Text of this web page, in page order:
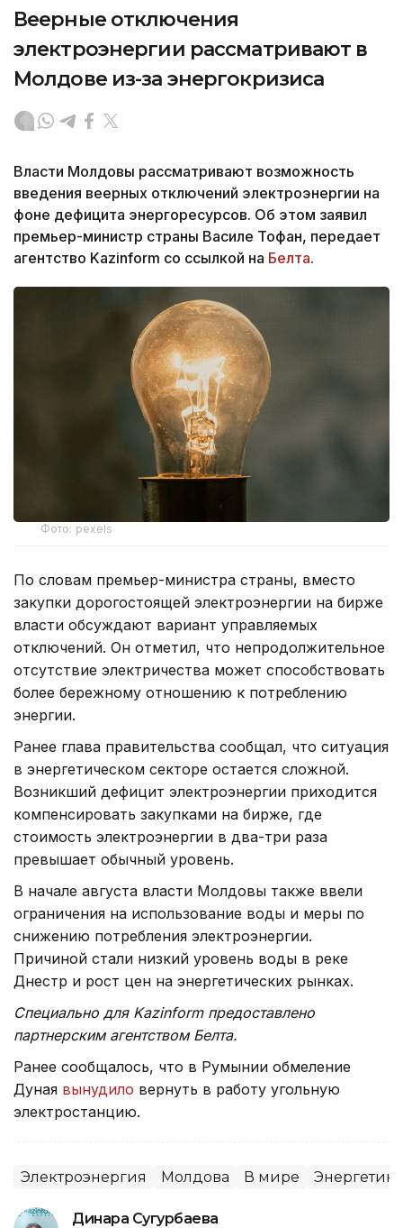
Веерные отключения
электроэнергии рассматривают в
Молдове из-за энергокризиса
Власти Молдовы рассматривают возможность
введения веерных отключений электроэнергии на
фоне дефицита энергоресурсов. Об этом заявил
премьер-министр страны Василе Тофан, передает
агентство Kazinform со ссылкой на Белта.
Фото: pexels
По словам премьер-министра страны, вместо
закупки дорогостоящей электроэнергии на бирже
власти обсуждают вариант управляемых
отключений. Он отметил, что непродолжительное
отсутствие электричества может способствовать
более бережному отношению к потреблению
энергии.
Ранее глава правительства сообщал, что ситуация
в энергетическом секторе остается сложной.
Возникший дефицит электроэнергии приходится
компенсировать закупками на бирже, где
стоимость электроэнергии в два-три раза
превышает обычный уровень.
В начале августа власти Молдовы также ввели
ограничения на использование воды и меры по
снижению потребления электроэнергии.
Причиной стали низкий уровень воды в реке
Днестр и рост цен на энергетических рынках.
Специально для Kazinform предоставлено
партнерским агентством Белта.
Ранее сообщалось, что в Румынии обмеление
Дуная вынудило вернуть в работу угольную
электростанцию.
Электроэнергия Молдова В мире Энергетика
Динара Сугурбаева